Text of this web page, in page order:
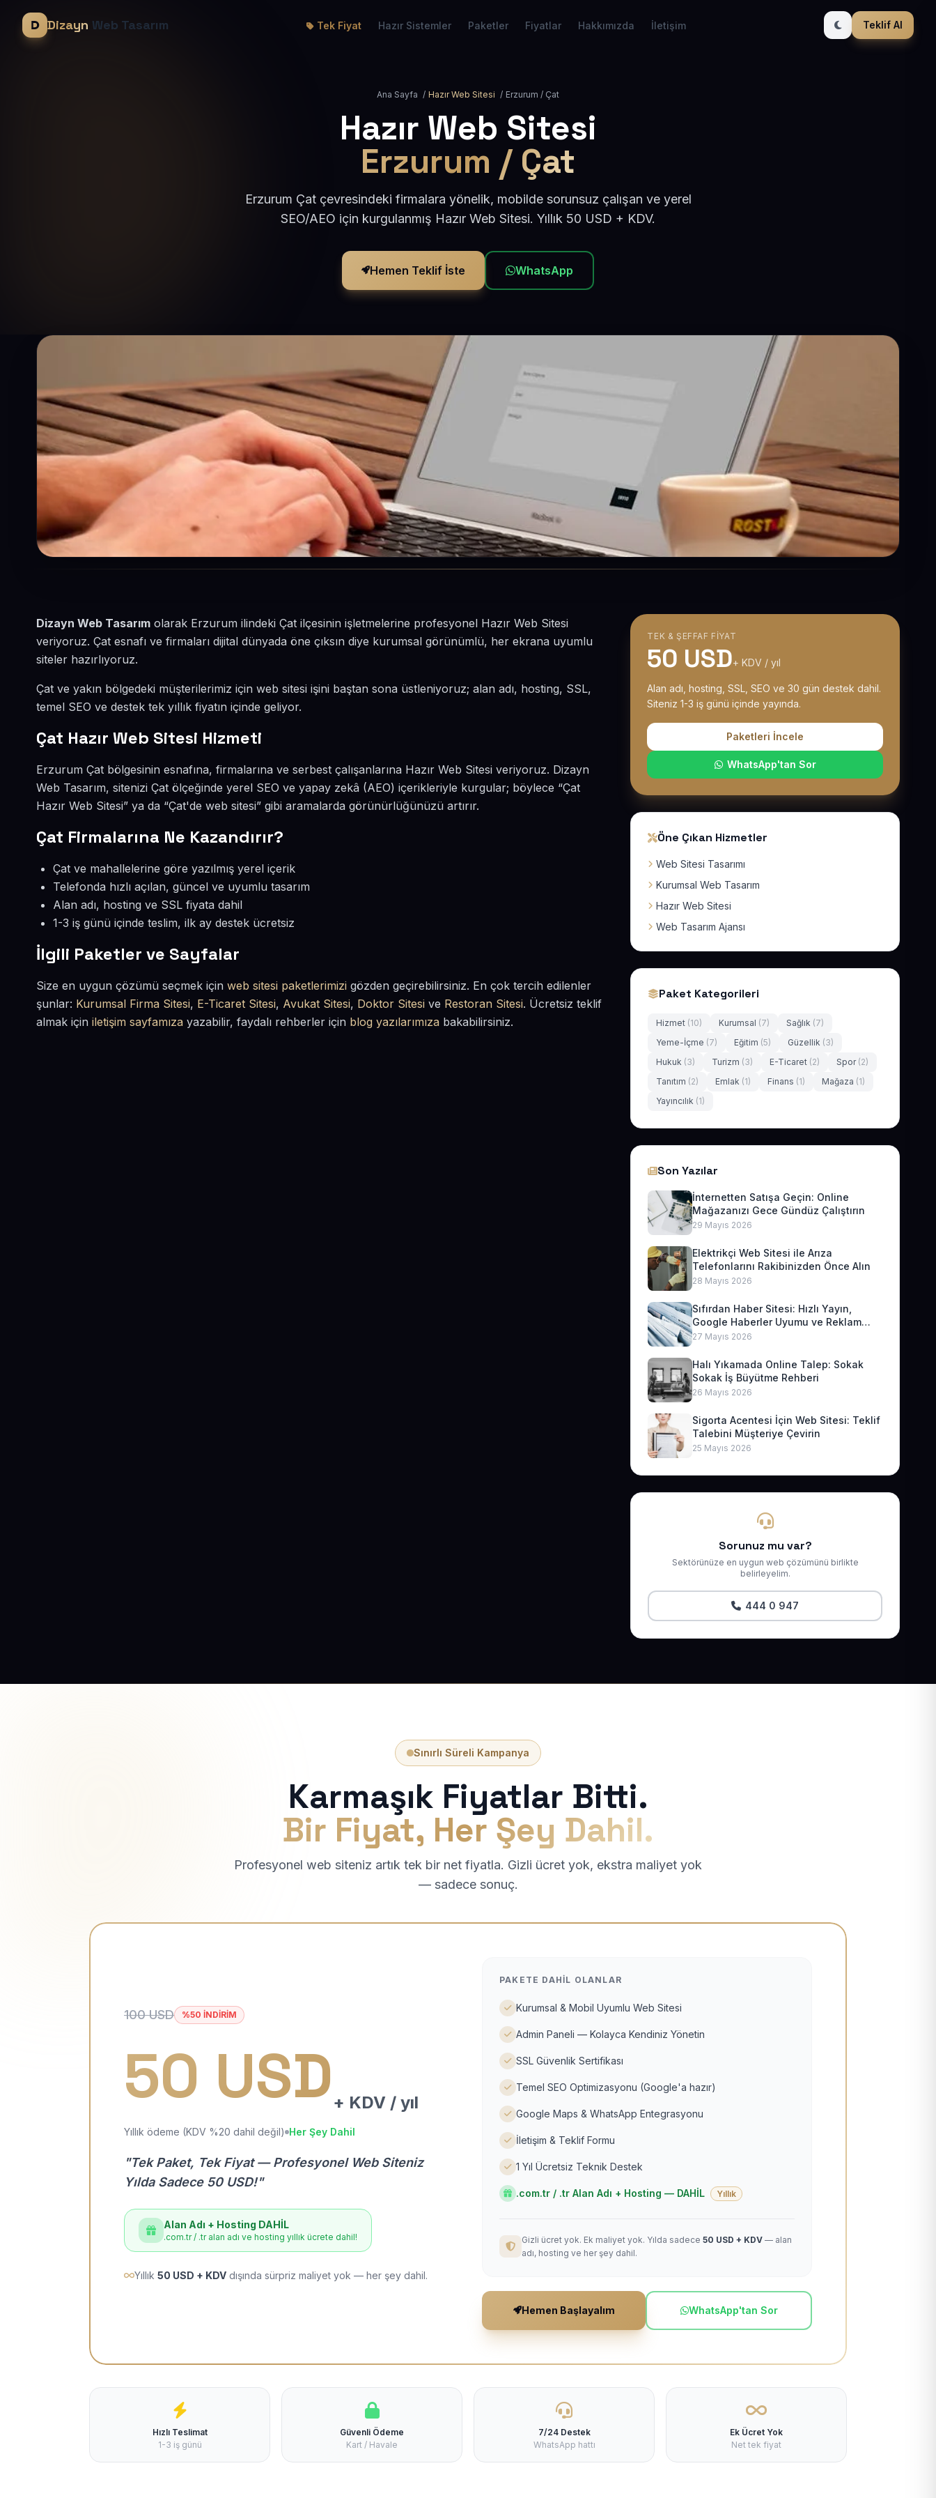
Dizayn Web Tasarım Tek Fiyat Hazır Sistemler Paketler Fiyatlar Hakkımızda İletişim Teklif Al
Ana Sayfa / Hazır Web Sitesi / Erzurum / Çat
Hazır Web Sitesi
Erzurum / Çat
Erzurum Çat çevresindeki firmalara yönelik, mobilde sorunsuz çalışan ve yerel
SEO/AEO için kurgulanmış Hazır Web Sitesi. Yıllık 50 USD + KDV.
Hemen Teklif İste WhatsApp
Dizayn Web Tasarım olarak Erzurum ilindeki Çat ilçesinin işletmelerine profesyonel Hazır Web Sitesi
veriyoruz. Çat esnafı ve firmaları dijital dünyada öne çıksın diye kurumsal görünümlü, her ekrana uyumlu
siteler hazırlıyoruz.
Çat ve yakın bölgedeki müşterilerimiz için web sitesi işini baştan sona üstleniyoruz; alan adı, hosting, SSL,
temel SEO ve destek tek yıllık fiyatın içinde geliyor.
Çat Hazır Web Sitesi Hizmeti
Erzurum Çat bölgesinin esnafına, firmalarına ve serbest çalışanlarına Hazır Web Sitesi veriyoruz. Dizayn
Web Tasarım, sitenizi Çat ölçeğinde yerel SEO ve yapay zekâ (AEO) içerikleriyle kurgular; böylece “Çat
Hazır Web Sitesi” ya da “Çat'de web sitesi” gibi aramalarda görünürlüğünüzü artırır.
Çat Firmalarına Ne Kazandırır?
Çat ve mahallelerine göre yazılmış yerel içerik
Telefonda hızlı açılan, güncel ve uyumlu tasarım
Alan adı, hosting ve SSL fiyata dahil
1-3 iş günü içinde teslim, ilk ay destek ücretsiz
İlgili Paketler ve Sayfalar
Size en uygun çözümü seçmek için web sitesi paketlerimizi gözden geçirebilirsiniz. En çok tercih edilenler
şunlar: Kurumsal Firma Sitesi, E-Ticaret Sitesi, Avukat Sitesi, Doktor Sitesi ve Restoran Sitesi. Ücretsiz teklif
almak için iletişim sayfamıza yazabilir, faydalı rehberler için blog yazılarımıza bakabilirsiniz.
TEK & ŞEFFAF FIYAT
50 USD+ KDV / yıl
Alan adı, hosting, SSL, SEO ve 30 gün destek dahil.
Siteniz 1-3 iş günü içinde yayında.
Paketleri İncele
WhatsApp'tan Sor
Öne Çıkan Hizmetler
Web Sitesi Tasarımı
Kurumsal Web Tasarım
Hazır Web Sitesi
Web Tasarım Ajansı
Paket Kategorileri
Hizmet (10) Kurumsal (7) Sağlık (7)
Yeme-İçme (7) Eğitim (5) Güzellik (3)
Hukuk (3) Turizm (3) E-Ticaret (2) Spor (2)
Tanıtım (2) Emlak (1) Finans (1) Mağaza (1)
Yayıncılık (1)
Son Yazılar
İnternetten Satışa Geçin: Online
Mağazanızı Gece Gündüz Çalıştırın
29 Mayıs 2026
Elektrikçi Web Sitesi ile Arıza
Telefonlarını Rakibinizden Önce Alın
28 Mayıs 2026
Sıfırdan Haber Sitesi: Hızlı Yayın,
Google Haberler Uyumu ve Reklam
Geliri
27 Mayıs 2026
Halı Yıkamada Online Talep: Sokak
Sokak İş Büyütme Rehberi
26 Mayıs 2026
Sigorta Acentesi İçin Web Sitesi: Teklif
Talebini Müşteriye Çevirin
25 Mayıs 2026
Sorunuz mu var?
Sektörünüze en uygun web çözümünü birlikte
belirleyelim.
444 0 947
Sınırlı Süreli Kampanya
Karmaşık Fiyatlar Bitti.
Bir Fiyat, Her Şey Dahil.
Profesyonel web siteniz artık tek bir net fiyatla. Gizli ücret yok, ekstra maliyet yok
— sadece sonuç.
100 USD %50 İNDİRİM
50 USD + KDV / yıl
Yıllık ödeme (KDV %20 dahil değil) Her Şey Dahil
"Tek Paket, Tek Fiyat — Profesyonel Web Siteniz
Yılda Sadece 50 USD!"
Alan Adı + Hosting DAHİL
.com.tr / .tr alan adı ve hosting yıllık ücrete dahil!
Yıllık 50 USD + KDV dışında sürpriz maliyet yok — her şey dahil.
PAKETE DAHIL OLANLAR
Kurumsal & Mobil Uyumlu Web Sitesi
Admin Paneli — Kolayca Kendiniz Yönetin
SSL Güvenlik Sertifikası
Temel SEO Optimizasyonu (Google'a hazır)
Google Maps & WhatsApp Entegrasyonu
İletişim & Teklif Formu
1 Yıl Ücretsiz Teknik Destek
.com.tr / .tr Alan Adı + Hosting — DAHİL Yıllık
Gizli ücret yok. Ek maliyet yok. Yılda sadece 50 USD + KDV — alan
adı, hosting ve her şey dahil.
Hemen Başlayalım WhatsApp'tan Sor
Hızlı Teslimat
1-3 iş günü
Güvenli Ödeme
Kart / Havale
7/24 Destek
WhatsApp hattı
Ek Ücret Yok
Net tek fiyat